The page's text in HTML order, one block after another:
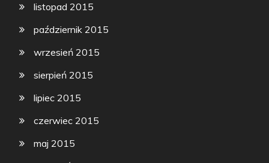
listopad 2015
październik 2015
wrzesień 2015
sierpień 2015
lipiec 2015
czerwiec 2015
maj 2015